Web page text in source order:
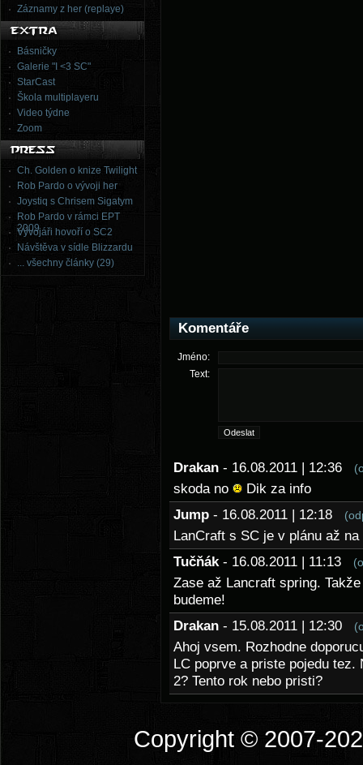
Záznamy z her (replaye)
Básničky
Galerie "I <3 SC"
StarCast
Škola multiplayeru
Video týdne
Zoom
Ch. Golden o knize Twilight
Rob Pardo o vývoji her
Joystiq s Chrisem Sigatym
Rob Pardo v rámci EPT
2009
Vývojáři hovoří o SC2
Návštěva v sídle Blizzardu
... všechny články (29)
Komentáře
Jméno:
Text:
Drakan - 16.08.2011 | 12:36
skoda no
Dik za info
Jump - 16.08.2011 | 12:18
LanCraft s SC je v plánu až
Tučňák - 16.08.2011 | 11:13
Zase až Lancraft spring.
budeme!
Drakan - 15.08.2011 | 12:30
Ahoj vsem. Rozhodne
LC poprve a priste pojedu
2? Tento rok nebo pristi?
Copyright © 2007-